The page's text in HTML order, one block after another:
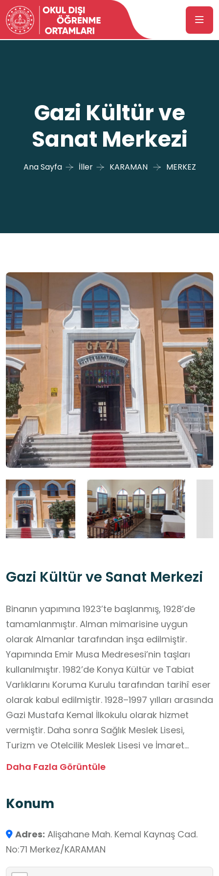
Gazi Kültür ve
Sanat Merkezi
Ana Sayfa İller KARAMAN MERKEZ
Gazi Kültür ve Sanat Merkezi
Binanın yapımına 1923’te başlanmış, 1928’de
tamamlanmıştır. Alman mimarisine uygun
olarak Almanlar tarafından inşa edilmiştir.
Yapımında Emir Musa Medresesi’nin taşları
kullanılmıştır. 1982’de Konya Kültür ve Tabiat
Varlıklarını Koruma Kurulu tarafından tarihî eser
olarak kabul edilmiştir. 1928–1997 yılları arasında
Gazi Mustafa Kemal İlkokulu olarak hizmet
vermiştir. Daha sonra Sağlık Meslek Lisesi,
Turizm ve Otelcilik Meslek Lisesi ve İmaret
Ortaokulu olarak 2020’ye kadar eğitim
Türkiye’nin ve Karaman’ın ilk İlköğretim Müzesi
Müdürlüğü ile Karaman Milli Eğitim Müdürlüğü
tarafından yapılan ortak çalışmalar neticesinde
bir araya getirilen 30 yıllık eğitim materyalleri
Daha Fazla Görüntüle
Konum
Adres: Alişahane Mah. Kemal Kaynaş Cad.
No:71 Merkez/KARAMAN